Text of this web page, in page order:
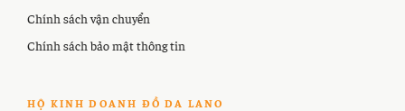
Chính sách vận chuyển
Chính sách bảo mật thông tin
HỘ KINH DOANH ĐỒ DA LANO